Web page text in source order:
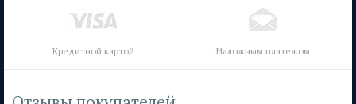
Кредитной картой Наложным платежом